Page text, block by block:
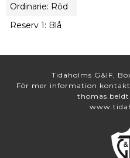
Ordinarie: Röd
Reserv 1: Blå
Tidaholms G&IF,
För mer information